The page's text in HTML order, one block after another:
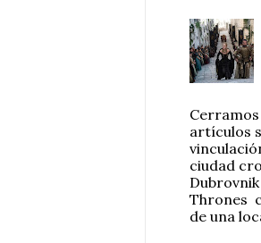
artículos
ciudad
Thrones
de una